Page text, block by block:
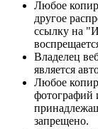
Любое
другое
ссылку на
Владелец
является
Любое
фотографий
запрещено.